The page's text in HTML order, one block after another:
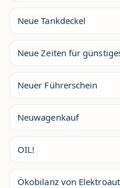
Neue Tankdeckel
Neue Zeiten für
Neuer Führerschein
Neuwagenkauf
OIL!
Ökobilanz von